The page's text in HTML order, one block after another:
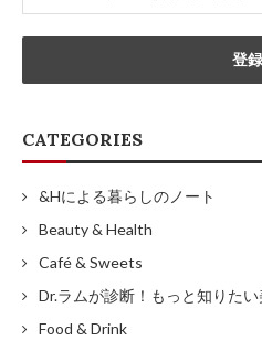
CATEGORIES
&Hによる暮らしのノート
Beauty & Health
Café & Sweets
Dr.ラムが診断！もっと知りた
Food & Drink